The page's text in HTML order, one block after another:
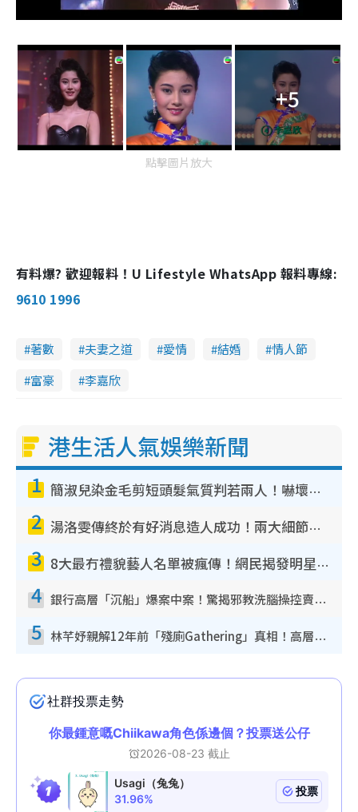
+5
點擊圖片放大
有料爆? 歡迎報料！U Lifestyle WhatsApp 報料專線:
9610 1996
著數 夫妻之道 愛情 結婚
情人節
富豪
李嘉欣
港生活人氣娛樂新聞
1 簡淑兒染金毛剪短頭髮氣質判若兩人！嚇壞老公麥大力都認唔出：「你做咩事？」
2 湯洛雯傳終於有好消息造人成功！兩大細節曝孕味極濃惹猜測：大肚婆先會咁！
3 8大最冇禮貌藝人名單被瘋傳！網民揭發明星真面目 一致數臭呢位係無品天花板？
4 銀行高層「沉船」爆案中案！驚揭邪教洗腦操控賣淫被吞600萬 幕後黑手講多錯多
5 林芊妤親解12年前「殘廁Gathering」真相！高層解約一句話重創尊嚴至今拒返TVB